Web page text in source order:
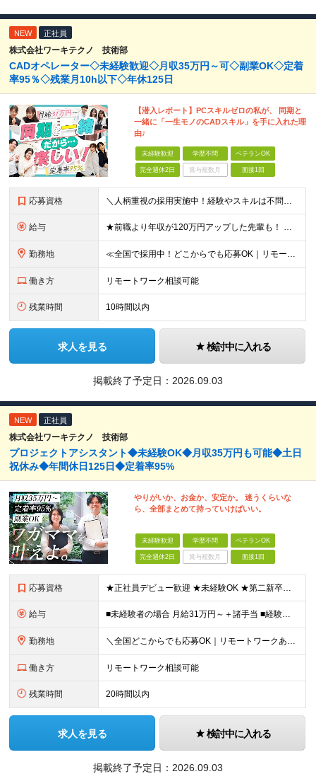
NEW 正社員
株式会社ワーキテクノ 技術部
CADオペレーター◇未経験歓迎◇月収35万円～可◇副業OK◇定着
率95％◇残業月10h以下◇年休125日
【潜入レポート】PCスキルゼロの私が、 同期と
一緒に「一生モノのCADスキル」を手に入れた理
由♪
未経験歓迎 学歴不問 ベテランOK
完全週休2日 賞与複数月 面接1回
応募資格 ＼人柄重視の採用実施中！経験やスキルは不問です／ ★正社員デビューも歓迎★未経験OK★第二新卒歓迎★学歴不問 ◎20代～30代の若手中心に活躍中 ◎U/Iターンも歓迎 ◎転居を伴う転勤なし ◎家族の
給与 ★前職より年収が120万円アップした先輩も！ ★年収500万円可能 ■月給30万円～80万円＋各種手当（経験者） ■月給26万2000円～36万円＋各種手当（未経験者/首都圏） ※首都圏以外の未経
勤務地 ≪全国で採用中！どこからでも応募OK｜リモートワークあり≫ ★大阪・東京・名古屋・福岡への引っ越し補助制度あり ★会社都合の転居を伴う転勤はなし ‥‥━━━━━━ ご自宅から通いやすいエリアや希望す
働き方 リモートワーク相談可能
残業時間 10時間以内
求人を見る 検討中に入れる
掲載終了予定日： 2026.09.03
NEW 正社員
株式会社ワーキテクノ 技術部
プロジェクトアシスタント◆未経験OK◆月収35万円も可能◆土日
祝休み◆年間休日125日◆定着率95%
やりがいか、お金か、安定か。 迷うくらいな
ら、全部まとめて持っていけばいい。
未経験歓迎 学歴不問 ベテランOK
完全週休2日 賞与複数月 面接1回
応募資格 ★正社員デビュー歓迎 ★未経験OK ★第二新卒歓迎 ★学歴不問 ＜こんな方にピッタリ！＞ □ 収入も、お休みも、絶対に妥協したくない！ □ ゆとりのある生活を楽しみながら、将来ずっと役立つスキル
給与 ■未経験者の場合 月給31万円～＋諸手当 ■経験者の場合 月給35万円～90万円＋諸手当 ★前職から年収120万円UPの実績あり ★初年度年収500万円～も可能！ ※首都圏以外の未経験の方は【月
勤務地 ＼全国どこからでも応募OK｜リモートワークあり／ ◇会社都合の転居を伴う転勤はなし ◇直行直帰OK！ ご自宅から通いやすいエリアや希望するエリアの プロジェクトをご担当いただきます！ 「自宅から通え
働き方 リモートワーク相談可能
残業時間 20時間以内
求人を見る 検討中に入れる
掲載終了予定日： 2026.09.03